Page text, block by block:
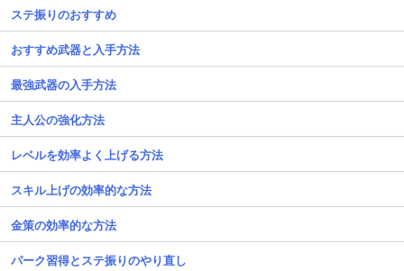
ステ振りのおすすめ
おすすめ武器と入手方法
最強武器の入手方法
主人公の強化方法
レベルを効率よく上げる方法
スキル上げの効率的な方法
金策の効率的な方法
パーク習得とステ振りのやり直し